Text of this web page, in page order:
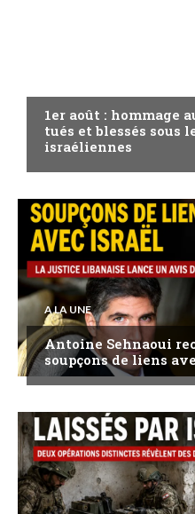
1er août : hommage
tués et blessés sous
israéliennes
A LA UNE
Antoine Sehnaoui
soupçons de liens